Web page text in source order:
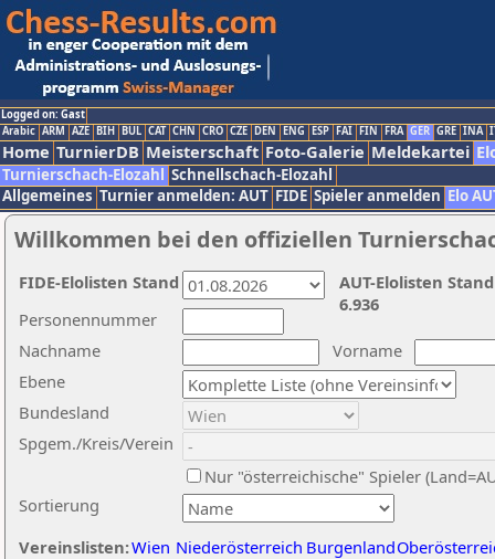
Logged on: Gast
Arabic ARM AZE BIH BUL CAT CHN CRO CZE DEN ENG ESP FAI FIN FRA GER GRE INA
Home TurnierDB Meisterschaft Foto-Galerie Meldekartei
Turnierschach-Elozahl Schnellschach-Elozahl
Allgemeines Turnier anmelden: AUT FIDE Spieler anmelden Elo
Willkommen bei den offiziellen
Nachname
Vorname
Ebene
Sortierung
Personennummer
Bundesland
Spgem./Kreis/Verein
Nur "österreichische" Spieler
Vereinslisten:Wien Niederösterreich Burgenland
AUT-Elolisten
6.936
FIDE-Elolisten Stand